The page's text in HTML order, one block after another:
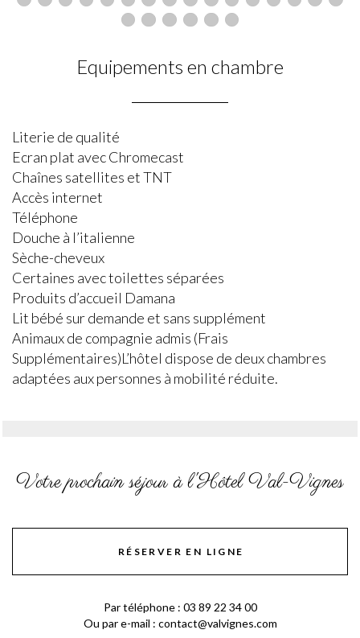
Equipements en chambre
Literie de qualité
Ecran plat avec Chromecast
Chaînes satellites et TNT
Accès internet
Téléphone
Douche à l’italienne
Sèche-cheveux
Certaines avec toilettes séparées
Produits d’accueil Damana
Lit bébé sur demande et sans supplément
Animaux de compagnie admis (Frais
Supplémentaires)L’hôtel dispose de deux chambres
adaptées aux personnes à mobilité réduite.
Votre prochain séjour à l'Hôtel Val-Vignes
RÉSERVER EN LIGNE
Par téléphone : 03 89 22 34 00
Ou par e-mail : contact@valvignes.com